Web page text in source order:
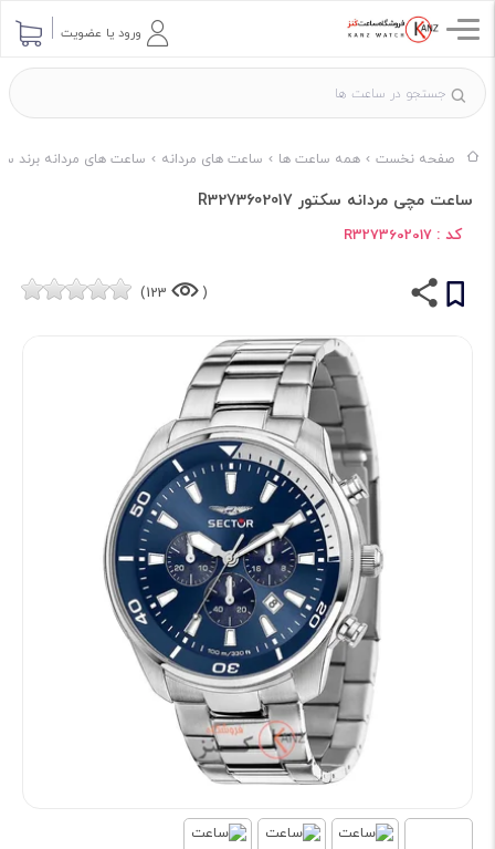
ورود یا عضویت
صفحه نخست همه ساعت ها ساعت های مردانه ساعت های مردانه برند
ساعت مچی مردانه سکتور R3273602017
کد : R3273602017
(
123)